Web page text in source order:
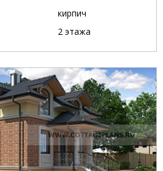
кирпич
2 этажа